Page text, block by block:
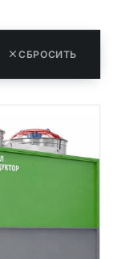
СБРОСИТЬ